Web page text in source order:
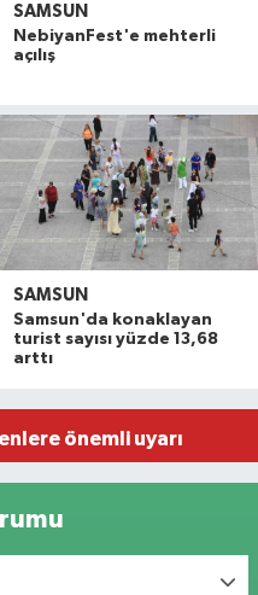
SAMSUN
NebiyanFest'e mehterli
açılış
SAMSUN
Samsun'da konaklayan
turist sayısı yüzde 13,68
arttı
cezasıyla aranan
geminin içi
karşısında ilk
önemli uyarı